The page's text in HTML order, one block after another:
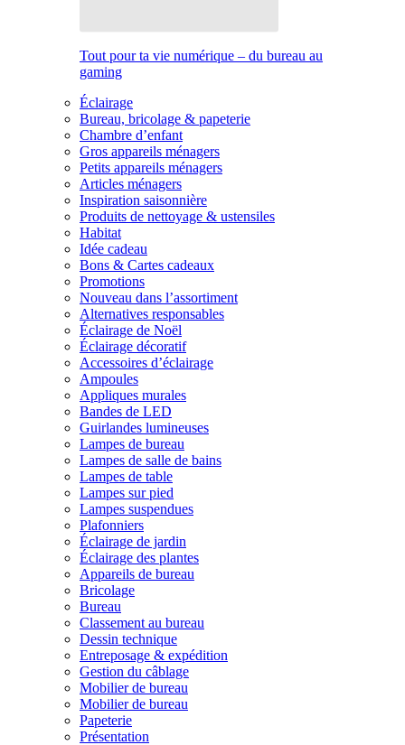
Tout pour ta vie numérique – du bureau au
gaming
Éclairage
Bureau, bricolage & papeterie
Chambre d’enfant
Gros appareils ménagers
Petits appareils ménagers
Articles ménagers
Inspiration saisonnière
Produits de nettoyage & ustensiles
Habitat
Idée cadeau
Bons & Cartes cadeaux
Promotions
Nouveau dans l’assortiment
Alternatives responsables
Éclairage de Noël
Éclairage décoratif
Accessoires d’éclairage
Ampoules
Appliques murales
Bandes de LED
Guirlandes lumineuses
Lampes de bureau
Lampes de salle de bains
Lampes de table
Lampes sur pied
Lampes suspendues
Plafonniers
Éclairage de jardin
Éclairage des plantes
Appareils de bureau
Bricolage
Bureau
Classement au bureau
Dessin technique
Entreposage & expédition
Gestion du câblage
Mobilier de bureau
Mobilier de bureau
Papeterie
Présentation